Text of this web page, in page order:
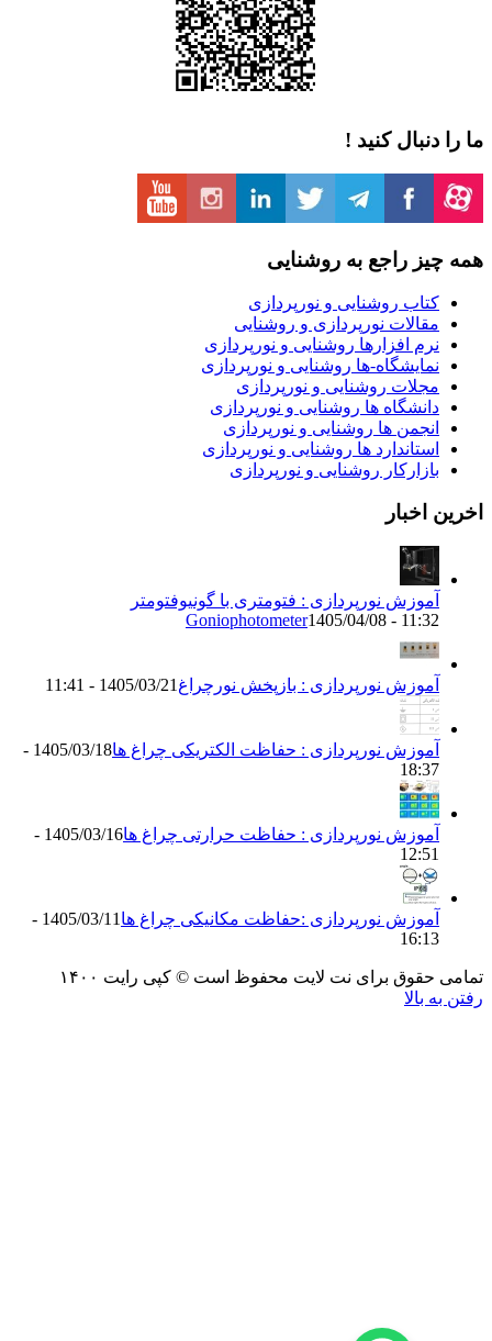
کنید !
راجع به روشنایی
روشنایی و نورپردازی
نورپردازی و روشنایی
افزارها روشنایی و نورپردازی
ها روشنایی و نورپردازی
روشنایی و نورپردازی
ها روشنایی و نورپردازی
ها روشنایی و نورپردازی
ها روشنایی و نورپردازی
روشنایی و نورپردازی
اخبار
نورپردازی : فتومتری با گونیوفتومتر
Goniophotometer1405/04/08 -
نورپردازی : بازپخش نورچراغ1405/03/21 - 11:41
نورپردازی : حفاظت الکتریکی چراغ ها
1405/03/18 -
نورپردازی : حفاظت حرارتی چراغ ها
1405/03/16 -
نورپردازی :حفاظت مکانیکی چراغ ها
1405/03/11 -
برای نت لایت محفوظ است © کپی رایت ۱۴۰۰
بالا